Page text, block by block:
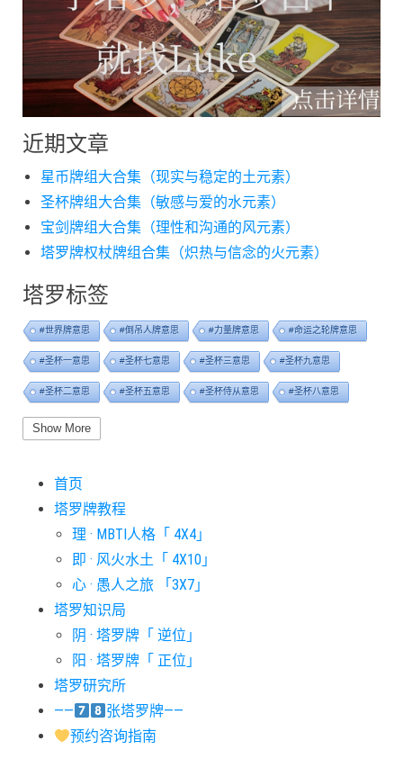
近期文章
星币牌组大合集（现实与稳定的土元素）
圣杯牌组大合集（敏感与爱的水元素）
宝剑牌组大合集（理性和沟通的风元素）
塔罗牌权杖牌组合集（炽热与信念的火元素）
塔罗标签
#世界牌意思 #倒吊人牌意思 #力量牌意思 #命运之轮牌意思
#圣杯一意思 #圣杯七意思 #圣杯三意思 #圣杯九意思
#圣杯二意思 #圣杯五意思 #圣杯侍从意思 #圣杯八意思
#圣杯六意思
#宝剑七意思
#宝剑五意思 #宝剑侍从意思
#宝剑十意思 #宝剑四意思 #宝剑国王意思
#审判牌意思
#愚人牌意思 #战车牌意思
#星币七意思 #星币三意思
#星币五意思 #星币侍从意思
#星币骑士意思 #星星牌意思
Show More
首页
塔罗牌教程
理 · MBTI人格「 4X4」
即 · 风火水土「 4X10」
心 · 愚人之旅 「3X7」
塔罗知识局
阴 · 塔罗牌「 逆位」
阳 · 塔罗牌「 正位」
塔罗研究所
——
张塔罗牌——
预约咨询指南